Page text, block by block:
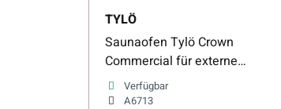
TYLÖ
Saunaofen Tylö Crown
Commercial für externe
Steuerung
Verfügbar
A6713